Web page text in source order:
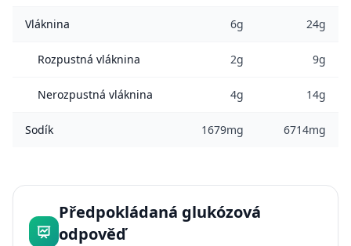
Vláknina 6g 24g
Rozpustná vláknina 2g 9g
Nerozpustná vláknina 4g 14g
Sodík 1679mg 6714mg
Předpokládaná glukózová
odpověď